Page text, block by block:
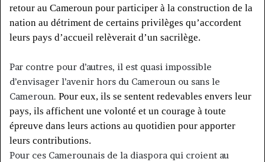
retour au Cameroun pour participer à la construction de la
nation au détriment de certains privilèges qu’accordent
leurs pays d’accueil relèverait d’un sacrilège.
Par contre pour d’autres, il est quasi impossible
d’envisager l’avenir hors du Cameroun ou sans le
Cameroun. Pour eux, ils se sentent redevables envers leur
pays, ils affichent une volonté et un courage à toute
épreuve dans leurs actions au quotidien pour apporter
leurs contributions.
Pour ces Camerounais de la diaspora qui croient au